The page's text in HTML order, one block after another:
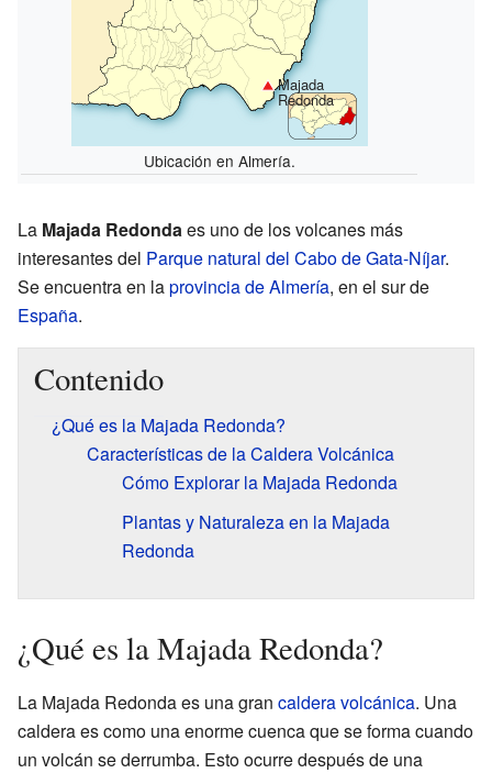
Majada
Redonda
Ubicación en Almería.
La Majada Redondaes uno de los volcanes más
interesantes del Parque natural del Cabo de Gata-Níjar.
Se encuentra en laprovincia de Almería, en el sur de
España.
Contenido
¿Qué es la Majada Redonda?
Características de la Caldera Volcánica
Cómo Explorar la Majada Redonda
Plantas y Naturaleza en la Majada
Redonda
¿Qué es la Majada Redonda?
La Majada Redonda es una gran caldera volcánica. Una
caldera es como una enorme cuenca que se forma cuando
un volcán se derrumba. Esto ocurre después de una